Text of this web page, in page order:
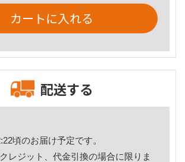
カートに入れる
配送する
頃のお届け予定です。
レジット、代金引換の場合に限りま